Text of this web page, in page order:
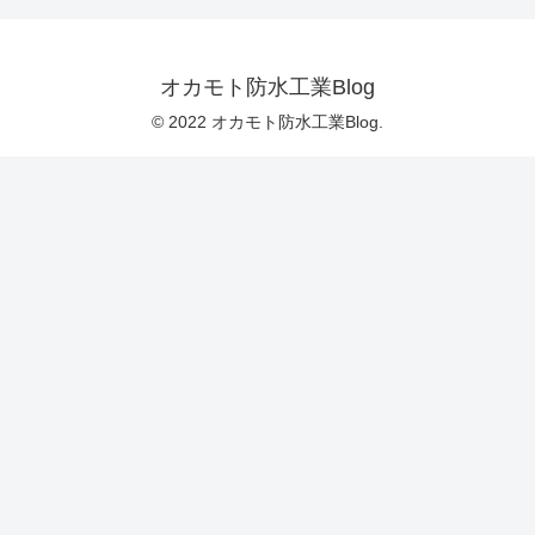
オカモト防水工業Blog
© 2022 オカモト防水工業Blog.